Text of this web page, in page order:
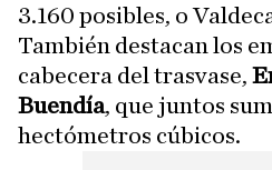
3.160 posibles, o
También destacan los
cabecera del trasvase,
Buendía, que juntos
hectómetros cúbicos.